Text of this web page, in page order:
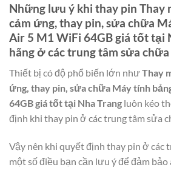
Những lưu ý khi thay pin Thay
cảm ứng, thay pin, sửa chữa
Air 5 M1 WiFi 64GB giá tốt tại
hãng ở các trung tâm sửa chữa
Thiết bị có độ phổ biến lớn nhưThay
ứng, thay pin, sửa chữa Máy tính
64GB giá tốt tại Nha Trang luôn kéo
định khi thay pin ở các trung tâm sửa
Vậy nên khi quyết định thay pin ở các
một số điều bạn cần lưu ý để đảm bảo